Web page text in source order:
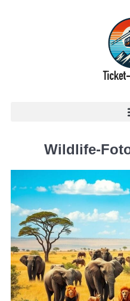
Wildlife-